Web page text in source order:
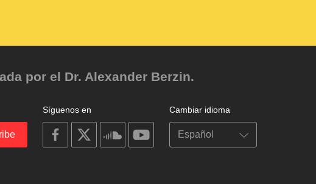
por el Dr. Alexander Berzin.
Cambiar idioma
Síguenos en
on
facebook
on
on
soundcloudyoutube